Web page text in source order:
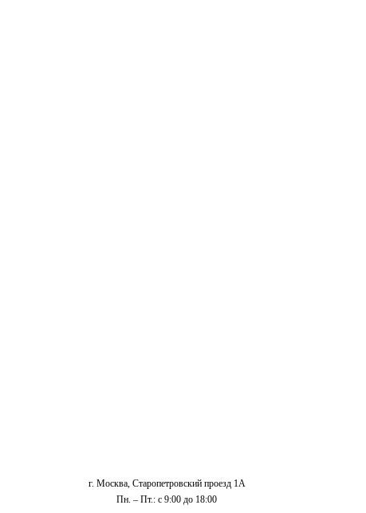
г. Москва, Старопетровский проезд 1А
Пн. – Пт.: с 9:00 до 18:00